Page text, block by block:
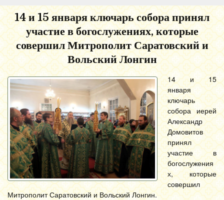
14 и 15 января ключарь собора принял
участие в богослужениях, которые
совершил Митрополит Саратовский и
Вольский Лонгин
14 и 15
января
ключарь
собора иерей
Александр
Домовитов
принял
участие в
богослужения
х, которые
совершил
Митрополит Саратовский и Вольский Лонгин.